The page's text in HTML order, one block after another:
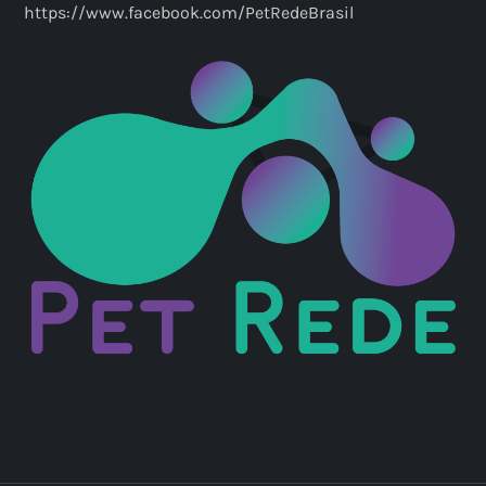
d
e
p
o
s
https://www.facebook.com/PetRedeBrasil